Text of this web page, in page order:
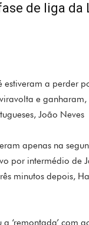
de liga da
estiveram a perder
e
João
apenas na
por intermédio de
minutos depois,
a ‘remontada’ com